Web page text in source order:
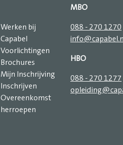
Werken bij
Capabel
Voorlichtingen
Brochures
Mijn Inschrijving
Inschrijven
Overeenkomst
herroepen
MBO
088 - 270 1270
HBO
088 - 270 1277